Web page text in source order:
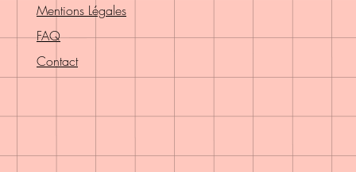
Mentions Légales
FAQ
Contact